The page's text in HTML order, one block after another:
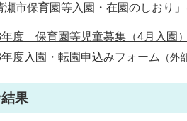
瀬市保育園等入園・在園のしおり」
度 保育園等児童募集（4月入園）
度入園・転園申込みフォーム
（外
果